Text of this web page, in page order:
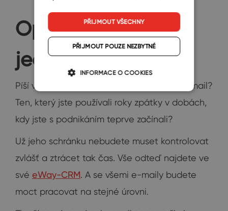
Opravdu vše na
jednom místě
Píší vám vaši první klienti ještě na starý e-mail?
Ten, který jste používali roky zpátky v dobách,
kdy jste s podnikáním teprve začínali?
Už jeho schránku nebudete muset kontrolovat
zvlášť a ztrácet tak čas. Vše odteď najdete ve
své eWay-CRM. A se všemi e-maily budete
moct pracovat na stejné úrovni.
PŘIJMOUT VŠECHNY
PŘIJMOUT POUZE NEZBYTNÉ
INFORMACE O COOKIES